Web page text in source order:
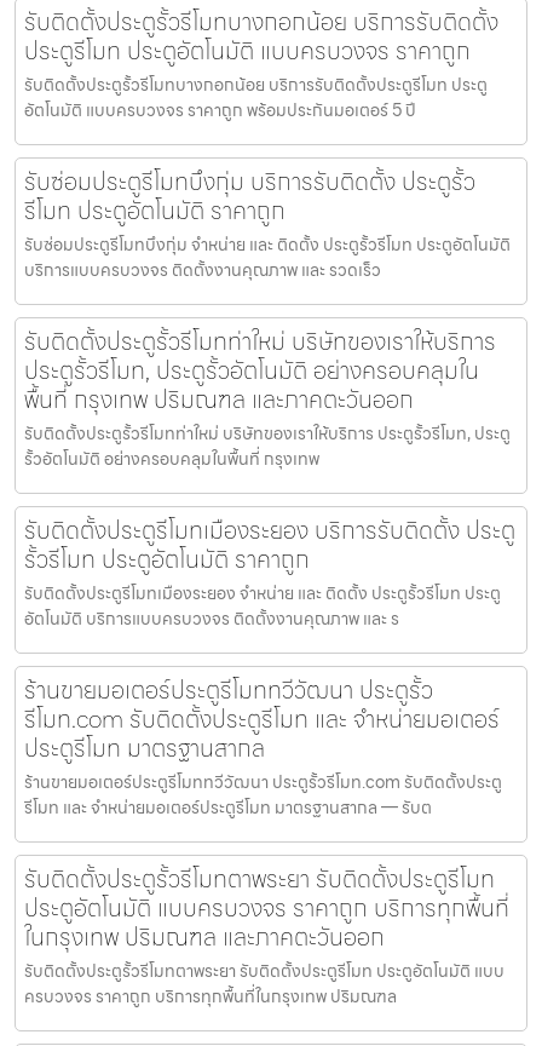
รับติดตั้งประตูรั้วรีโมทบางกอกน้อย บริการรับติดตั้ง
ประตูรีโมท ประตูอัตโนมัติ แบบครบวงจร ราคาถูก
รับติดตั้งประตูรั้วรีโมทบางกอกน้อย บริการรับติดตั้งประตูรีโมท ประตู
อัตโนมัติ แบบครบวงจร ราคาถูก พร้อมประกันมอเตอร์ 5 ปี
รับซ่อมประตูรีโมทบึงกุ่ม บริการรับติดตั้ง ประตูรั้ว
รีโมท ประตูอัตโนมัติ ราคาถูก
รับซ่อมประตูรีโมทบึงกุ่ม จำหน่าย และ ติดตั้ง ประตูรั้วรีโมท ประตูอัตโนมัติ
บริการแบบครบวงจร ติดตั้งงานคุณภาพ และ รวดเร็ว
รับติดตั้งประตูรั้วรีโมทท่าใหม่ บริษัทของเราให้บริการ
ประตูรั้วรีโมท, ประตูรั้วอัตโนมัติ อย่างครอบคลุมใน
พื้นที่ กรุงเทพ ปริมณฑล และภาคตะวันออก
รับติดตั้งประตูรั้วรีโมทท่าใหม่ บริษัทของเราให้บริการ ประตูรั้วรีโมท, ประตู
รั้วอัตโนมัติ อย่างครอบคลุมในพื้นที่ กรุงเทพ
รับติดตั้งประตูรีโมทเมืองระยอง บริการรับติดตั้ง ประตู
รั้วรีโมท ประตูอัตโนมัติ ราคาถูก
รับติดตั้งประตูรีโมทเมืองระยอง จำหน่าย และ ติดตั้ง ประตูรั้วรีโมท ประตู
อัตโนมัติ บริการแบบครบวงจร ติดตั้งงานคุณภาพ และ ร
ร้านขายมอเตอร์ประตูรีโมททวีวัฒนา ประตูรั้ว
รีโมท.com รับติดตั้งประตูรีโมท และ จำหน่ายมอเตอร์
ประตูรีโมท มาตรฐานสากล
ร้านขายมอเตอร์ประตูรีโมททวีวัฒนา ประตูรั้วรีโมท.com รับติดตั้งประตู
รีโมท และ จำหน่ายมอเตอร์ประตูรีโมท มาตรฐานสากล — รับต
รับติดตั้งประตูรั้วรีโมทตาพระยา รับติดตั้งประตูรีโมท
ประตูอัตโนมัติ แบบครบวงจร ราคาถูก บริการทุกพื้นที่
ในกรุงเทพ ปริมณฑล และภาคตะวันออก
รับติดตั้งประตูรั้วรีโมทตาพระยา รับติดตั้งประตูรีโมท ประตูอัตโนมัติ แบบ
ครบวงจร ราคาถูก บริการทุกพื้นที่ในกรุงเทพ ปริมณฑล